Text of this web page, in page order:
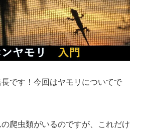
です！今回はヤモリについてで
爬虫類がいるのですが、これだけ